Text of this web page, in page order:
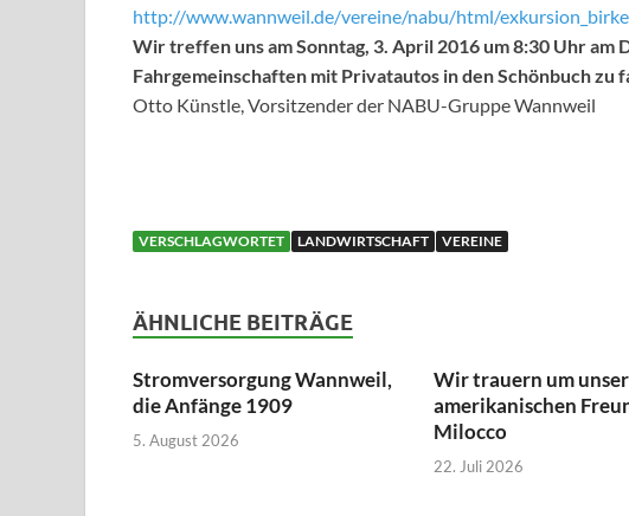
http://www.wannweil.de/vereine/nabu/html/
Wir treffen uns am Sonntag, 3. April 2016 um 8:30 Uhr am
Fahrgemeinschaften mit Privatautos in den Schönbuch zu
Otto Künstle, Vorsitzender der NABU-Gruppe Wannweil
VERSCHLAGWORTET LANDWIRTSCHAFT VEREINE
ÄHNLICHE BEITRÄGE
Stromversorgung Wannweil,
die Anfänge 1909
5. August 2026
Wir trauern um
amerikanischen
Milocco
22. Juli 2026